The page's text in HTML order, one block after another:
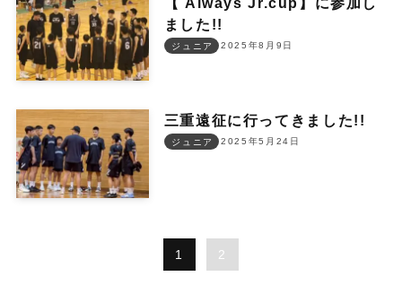
ました!!
2025年8月9日
ジュニア
三重遠征に行ってきました!!
2025年5月24日
ジュニア
1 2